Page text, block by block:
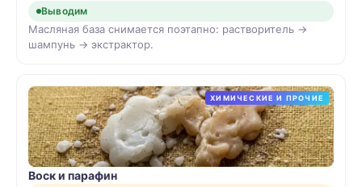
Выводим
Масляная база снимается поэтапно: растворитель →
шампунь → экстрактор.
ХИМИЧЕСКИЕ И ПРОЧИЕ
Воск и парафин